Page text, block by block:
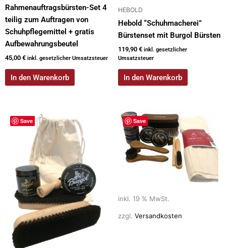
Rahmenauftragsbürsten-Set 4
teilig zum Auftragen von
Schuhpflegemittel + gratis
Aufbewahrungsbeutel
45,00 € inkl. gesetzlicher Umsatzsteuer
In den Warenkorb
HEBOLD
Hebold “Schuhmacherei”
Bürstenset mit Burgol Bürsten
119,90 € inkl. gesetzlicher
Umsatzsteuer
In den Warenkorb
Save Save
inkl. 19 % MwSt.
zzgl. Versandkosten